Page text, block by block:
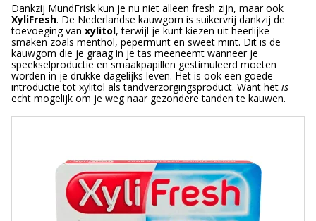
Dankzij MundFrisk kun je nu niet alleen fresh zijn, maar ook
XyliFresh. De Nederlandse kauwgom is suikervrij dankzij de
toevoeging van xylitol, terwijl je kunt kiezen uit heerlijke
smaken zoals menthol, pepermunt en sweet mint. Dit is de
kauwgom die je graag in je tas meeneemt wanneer je
speekselproductie en smaakpapillen gestimuleerd moeten
worden in je drukke dagelijks leven. Het is ook een goede
introductie tot xylitol als tandverzorgingsproduct. Want het is
echt mogelijk om je weg naar gezondere tanden te kauwen.